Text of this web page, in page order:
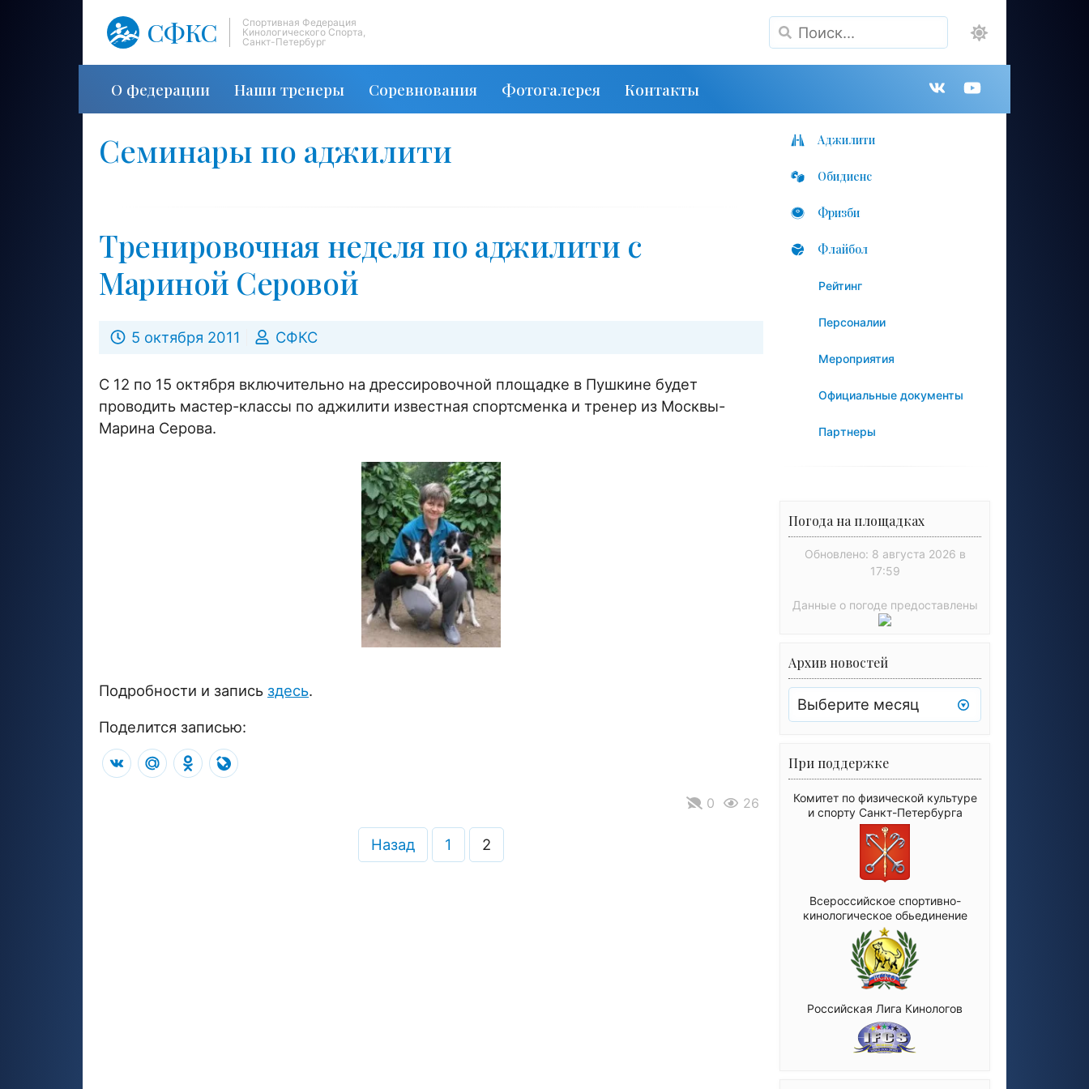
СФКС
Спортивная Федерация
Кинологического Спорта,
Санкт-Петербург
Поиск
О федерации Наши тренеры Соревнования Фотогалерея Контакты Группа
Семинары по аджилити
Тренировочная неделя по аджилити с
Мариной Серовой
5 октября 2011 СФКС
С 12 по 15 октября включительно на дрессировочной площадке в Пушкине будет
проводить мастер-классы по аджилити известная спортсменка и тренер из Москвы-
Марина Серова.
Подробности и запись здесь.
Поделится записью:
VK Mail.RuOdnoklassniki
0 26
Назад 1 2
Аджилити
Обидиенс
Фризби
Флайбол
Рейтинг
Персоналии
Мероприятия
Официальные документы
Партнеры
Погода на площадках
Обновлено: 8 августа 2026 в
17:59
Данные о погоде предоставлены
Архив новостей
Архив
новостей
При поддержке
Комитет по физической культуре
и спорту Санкт-Петербурга
Всероссийское спортивно-
кинологическое обьединение
Российская Лига Кинологов